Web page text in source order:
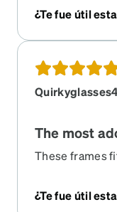
If you like
¿Te fue útil
The most
These frames
chose the
¿Te fue útil